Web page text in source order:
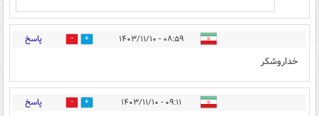
۰۸:۵۹ - ۱۴۰۳/۱۱/۱۰ 12 پاسخ
خداروشکر
۰۹:۱۱ - ۱۴۰۳/۱۱/۱۰ 13 پاسخ